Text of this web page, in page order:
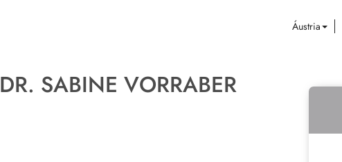
Áustria
DR. SABINE VORRABER